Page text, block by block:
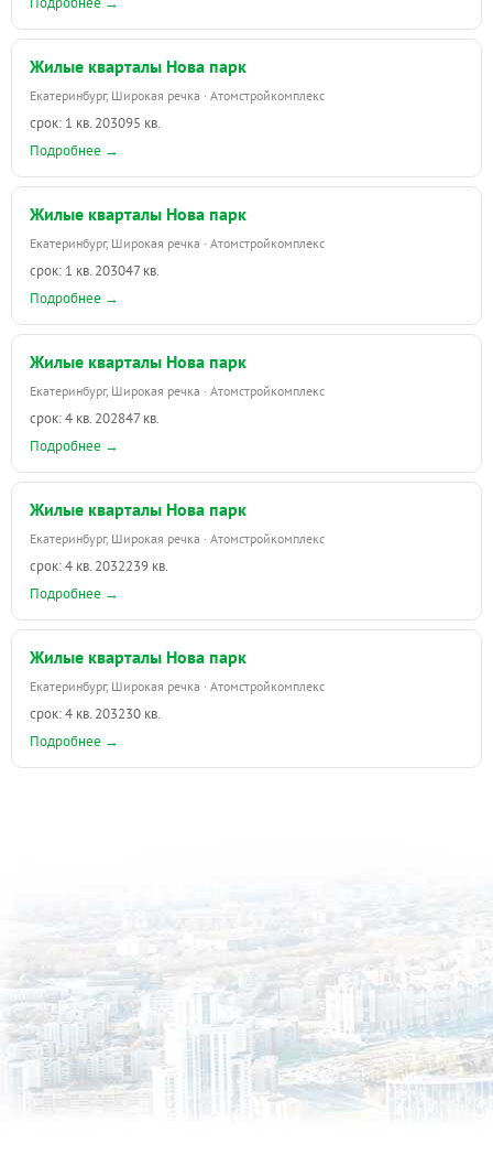
Жилые кварталы Нова парк
Екатеринбург, Широкая речка · Атомстройкомплекс
срок: 1 кв. 203095 кв.
Подробнее →
Жилые кварталы Нова парк
Екатеринбург, Широкая речка · Атомстройкомплекс
срок: 1 кв. 203047 кв.
Подробнее →
Жилые кварталы Нова парк
Екатеринбург, Широкая речка · Атомстройкомплекс
срок: 4 кв. 202847 кв.
Подробнее →
Жилые кварталы Нова парк
Екатеринбург, Широкая речка · Атомстройкомплекс
срок: 4 кв. 2032239 кв.
Подробнее →
Жилые кварталы Нова парк
Екатеринбург, Широкая речка · Атомстройкомплекс
срок: 4 кв. 203230 кв.
Подробнее →